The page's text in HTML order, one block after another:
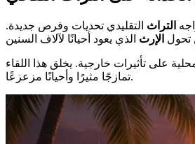
التراث التقليدي تحديات وفرص جديدة.
تحول الإرث
على تأثيرات خارجية. يخلق هذا اللقاء
تمازجًا مثيرًا وأحيانًا مزعزعًا.